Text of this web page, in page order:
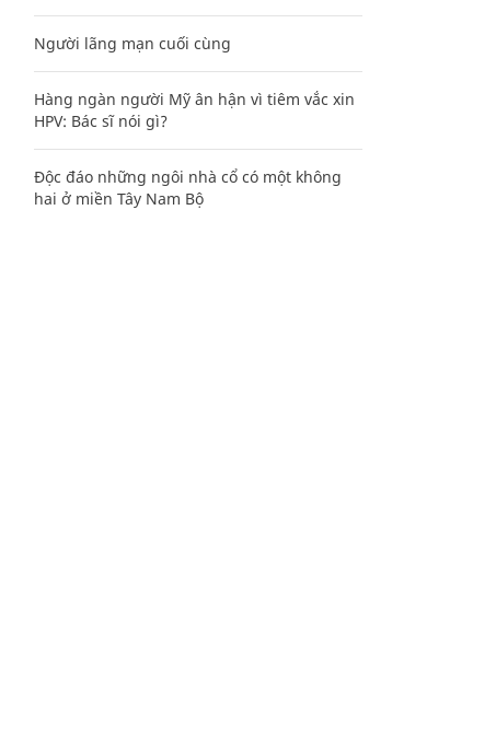
Người lãng mạn cuối cùng
Hàng ngàn người Mỹ ân hận vì tiêm vắc xin
HPV: Bác sĩ nói gì?
Độc đáo những ngôi nhà cổ có một không
hai ở miền Tây Nam Bộ